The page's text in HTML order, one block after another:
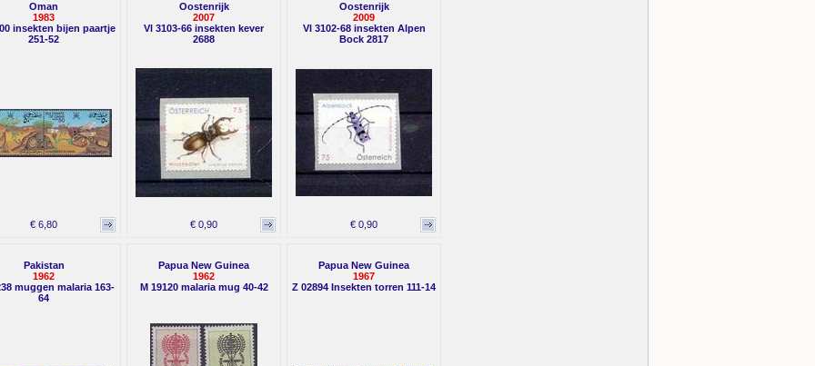
Oman
1983
insekten bijen paartje
251-52
€ 6,80
Oostenrijk
2007
Vl 3103-66 insekten kever
2688
€ 0,90
Oostenrijk
2009
Vl 3102-68 insekten Alpen
Bock 2817
€ 0,90
Pakistan
1962
muggen malaria 163-
64
Papua New Guinea
1962
M 19120 malaria mug 40-42
Papua New Guinea
1967
Z 02894 Insekten torren 111-14